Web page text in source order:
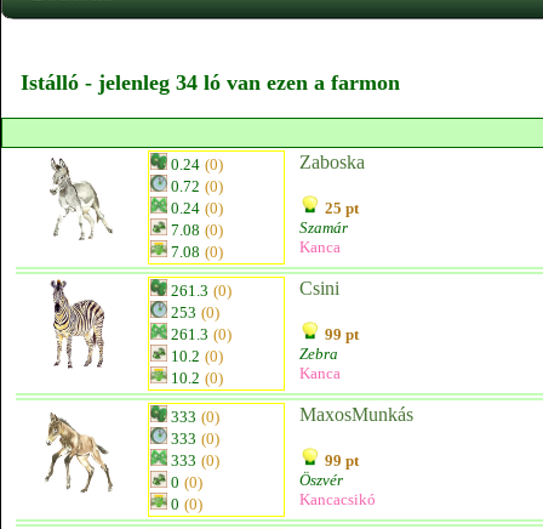
Istálló - jelenleg 34 ló van ezen a farmon
0.24 (0)
0.72 (0)
0.24 (0)
7.08 (0)
7.08 (0)
Zaboska
25 pt
Szamár
Kanca
261.3 (0)
253 (0)
261.3 (0)
10.2 (0)
10.2 (0)
Csini
99 pt
Zebra
Kanca
333 (0)
333 (0)
333 (0)
0 (0)
0 (0)
MaxosMunkás
99 pt
Öszvér
Kancacsikó